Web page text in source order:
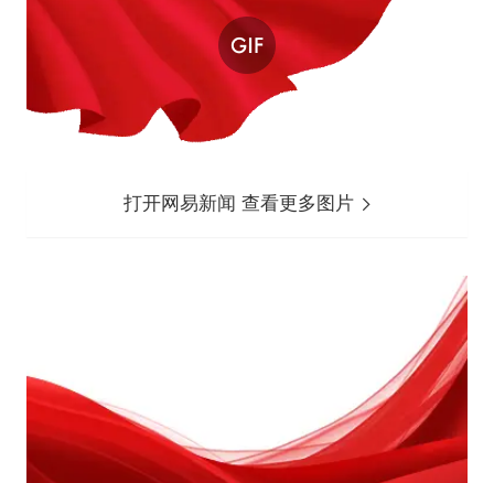
打开网易新闻 查看更多图片